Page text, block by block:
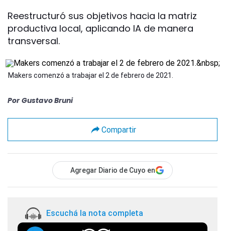
Reestructuró sus objetivos hacia la matriz
productiva local, aplicando IA de manera
transversal.
Makers comenzó a trabajar el 2 de febrero de 2021.
Por Gustavo Bruni
Compartir
Agregar Diario de Cuyo en
Escuchá la nota completa